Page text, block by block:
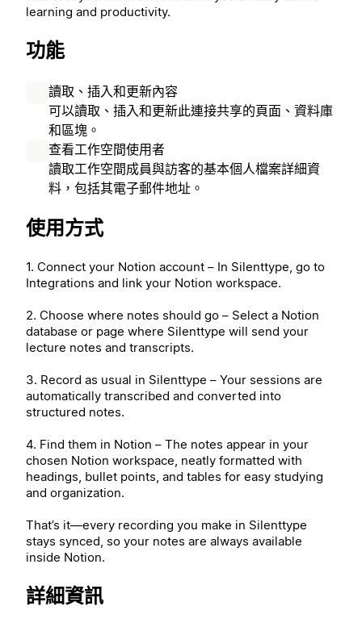
learning and productivity.
功能
讀取、插入和更新內容
可以讀取、插入和更新此連接共享的頁面、資料庫
和區塊。
查看工作空間使用者
讀取工作空間成員與訪客的基本個人檔案詳細資
料，包括其電子郵件地址。
使用方式
1. Connect your Notion account – In Silenttype, go to
Integrations and link your Notion workspace.
2. Choose where notes should go – Select a Notion
database or page where Silenttype will send your
lecture notes and transcripts.
3. Record as usual in Silenttype – Your sessions are
automatically transcribed and converted into
structured notes.
4. Find them in Notion – The notes appear in your
chosen Notion workspace, neatly formatted with
headings, bullet points, and tables for easy studying
and organization.
That’s it—every recording you make in Silenttype
stays synced, so your notes are always available
inside Notion.
詳細資訊